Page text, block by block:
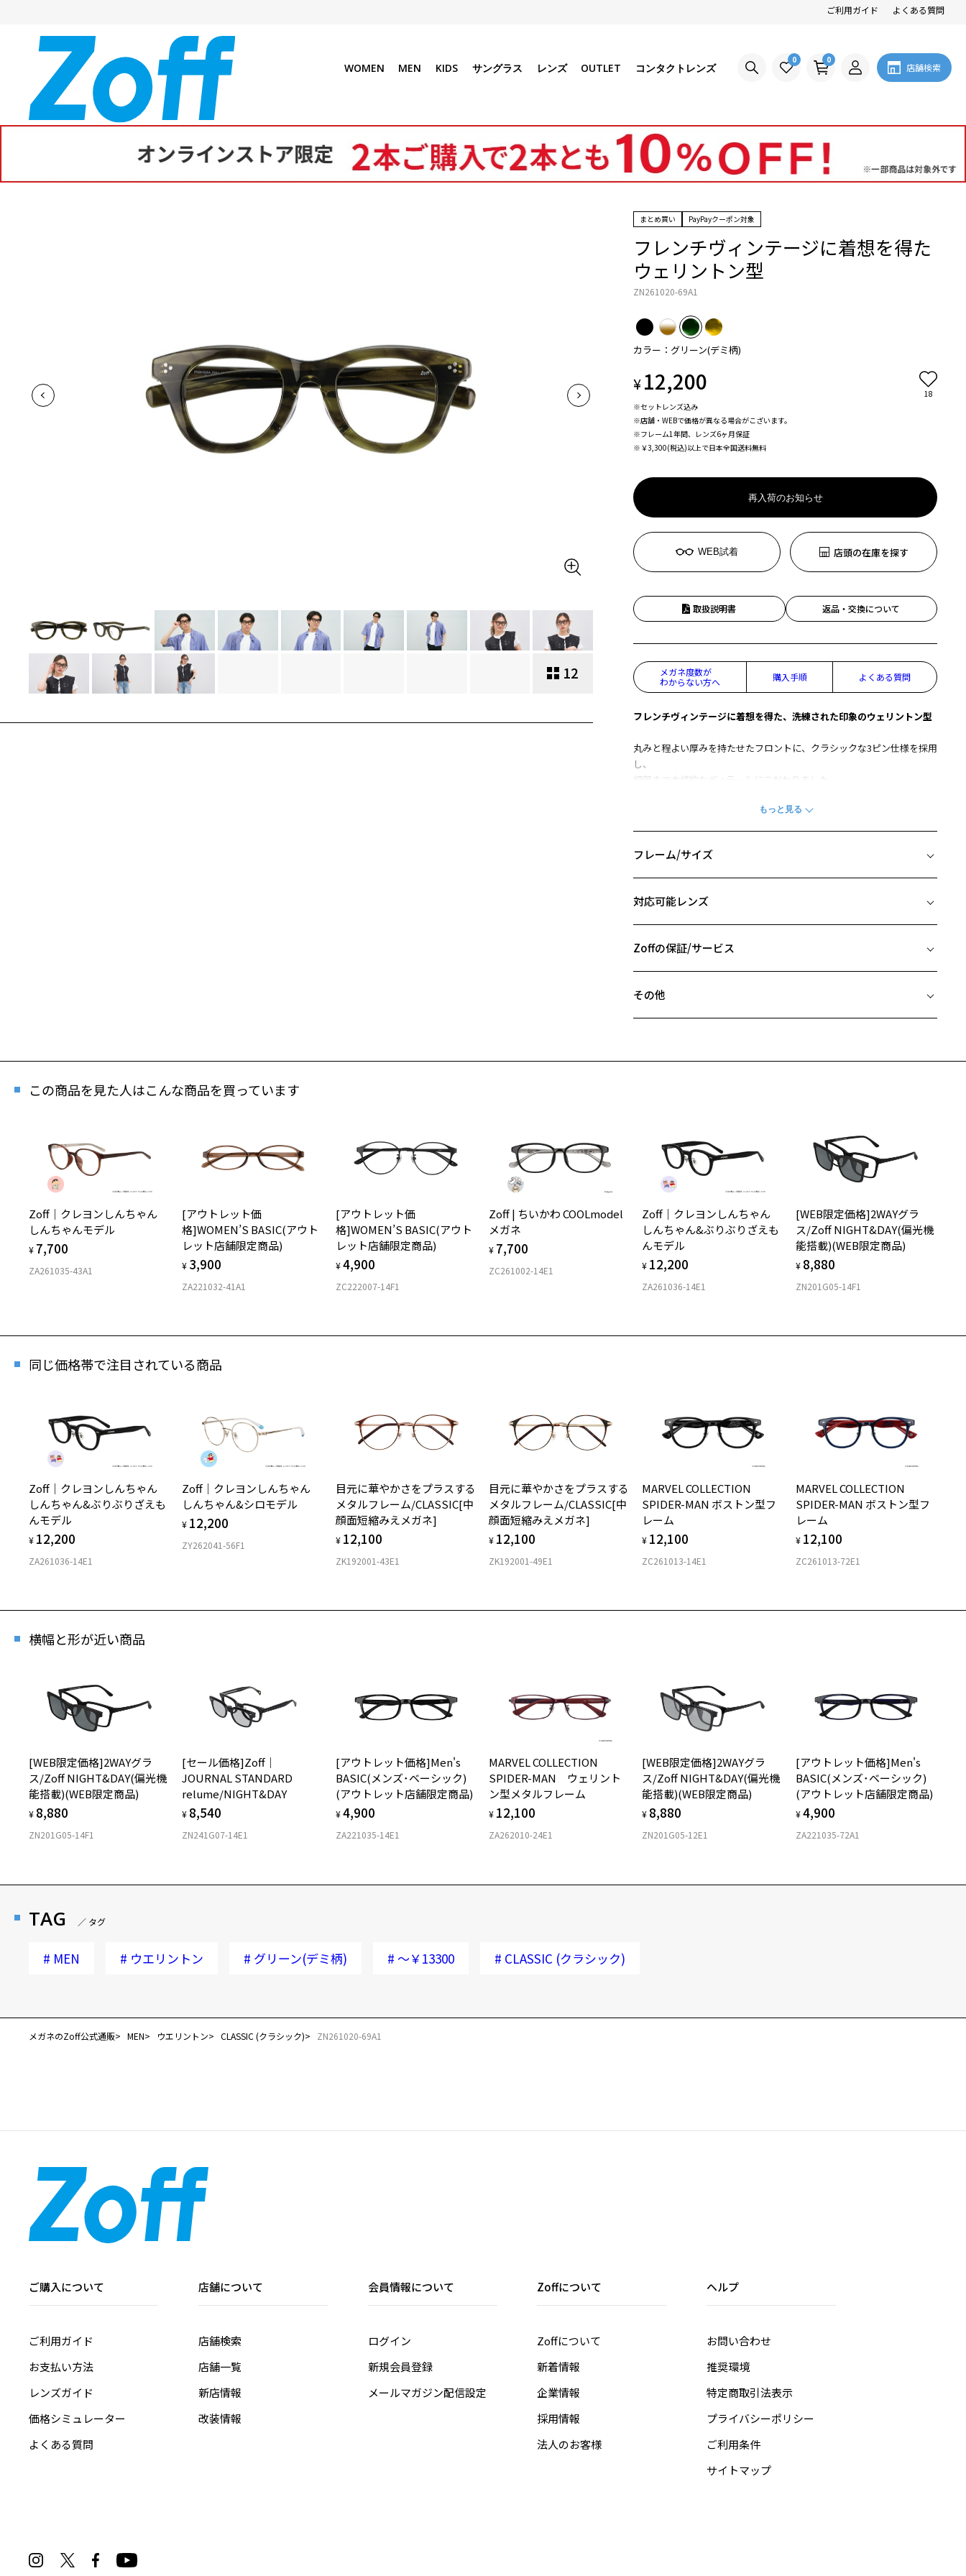
ご利用ガイド よくある質問
WOMEN MEN KIDS サングラス レンズ OUTLET コンタクトレンズ
0 0
店舗検索
12
まとめ買い PayPayクーポン対象
フレンチヴィンテージに着想を得た
ウェリントン型
ZN261020-69A1
カラー：グリーン(デミ柄)
¥12,200 18
※セットレンズ込み
※店舗・WEBで価格が異なる場合がこざいます。
※フレーム1年間、レンズ6ヶ月保証
※￥3,300(税込)以上で日本全国送料無料
再入荷のお知らせ
「再入荷お知らせメール」はZoffオンラインストア会員さまのみ対象となります。
商品番号：ZN261020-69A1/フレームカラー：グリーン(デミ柄)/単価：￥12,200
※商品が再入荷された際にメールでお知らせします。
※本サービスは商品の購入をお約束するものではありません。
※ご希望の商品が再入荷しない場合もございますので予めご了承ください。
※「再入荷お知らせメール」はZoffオンラインストアで取り扱っている商品が対象となります。
WEB試着 店頭の在庫を探す
取扱説明書 返品・交換について
メガネ度数が
わからない方へ
購入手順 よくある質問
フレンチヴィンテージに着想を得た、洗練された印象のウェリントン型
丸みと程よい厚みを持たせたフロントに、クラシックな3ピン仕様を採用
し、
細部まで本格的なディテールにこだわりました。
上質なアセテート素材ならではの美しい質感が魅力です。
コーディネートのワンポイントとして格上げする一本です。
CLASSIC(クラシック)の一覧をみる
フレーム/サイズ
B ブリッジ(鼻部分)の横幅：24mm
お持ちのZoffメガネサイズを確認するには？
仕上がり寸法
D 仕上がりの横幅：約146mm
E 仕上がりの縦幅：約50mm
ウエリントン
フロント素材：アセテート
対応可能レンズ
フレームとレンズの合計料金を知りたい方へ
Zoffの保証/サービス
安心2 視力測定無料
視力の変化を早めに発見するために、定期的な視力測定をおす
すめいたします。
安心3 かかり具合調整無料
フレームの歪みやかかり具合の調整・クリーニングは、全国の
Zoff店舗にていつでも対応いたします。
その他
＜メガネの度数情報がわからない方へ＞
オンラインストアでフレームのみ購入して、
ご購入時に「レンズ交換券」をお選びいただくと、実店舗で度数を測定
のうえ、
度付きレンズ（標準セットレンズ）へ無料交換いただけます。
詳しくはこちら
実店舗で度数を測定いただけます
この商品を見た人はこんな商品を買っています
Zoff｜クレヨンしんちゃん
しんちゃんモデル
¥ 7,700
ZA261035-43A1
[アウトレット価
格]WOMEN’S BASIC(アウト
レット店舗限定商品)
¥ 3,900
ZA221032-41A1
[アウトレット価
格]WOMEN’S BASIC(アウト
レット店舗限定商品)
¥4,900
ZC222007-14F1
Zoff | ちいかわ COOLmodel
メガネ
¥ 7,700
ZC261002-14E1
Zoff｜クレヨンしんちゃん
しんちゃん&ぶりぶりざえも
んモデル
¥ 12,200
ZA261036-14E1
[WEB限定価格]2WAYグラ
ス/Zoff NIGHT&DAY(偏光機
能搭載)(WEB限定商品)
¥ 8,880
ZN201G05-14F1
同じ価格帯で注目されている商品
Zoff｜クレヨンしんちゃん
しんちゃん&ぶりぶりざえも
んモデル
¥ 12,200
ZA261036-14E1
Zoff｜クレヨンしんちゃん
しんちゃん&シロモデル
¥ 12,200
ZY262041-56F1
目元に華やかさをプラスする
メタルフレーム/CLASSIC[中
顔面短縮みえメガネ]
¥ 12,100
ZK192001-43E1
目元に華やかさをプラスする
メタルフレーム/CLASSIC[中
顔面短縮みえメガネ]
¥ 12,100
ZK192001-49E1
MARVEL COLLECTION
SPIDER-MAN ボストン型フ
レーム
¥ 12,100
ZC261013-14E1
MARVEL COLLECTION
SPIDER-MAN ボストン型フ
レーム
¥ 12,100
ZC261013-72E1
横幅と形が近い商品
[WEB限定価格]2WAYグラ
ス/Zoff NIGHT&DAY(偏光機
能搭載)(WEB限定商品)
¥ 8,880
ZN201G05-14F1
[セール価格]Zoff｜
JOURNAL STANDARD
relume/NIGHT&DAY
¥ 8,540
ZN241G07-14E1
[アウトレット価格]Men's
BASIC(メンズ･ベーシック)
(アウトレット店舗限定商品)
¥4,900
ZA221035-14E1
MARVEL COLLECTION
SPIDER-MAN ウェリント
ン型メタルフレーム
¥ 12,100
ZA262010-24E1
[WEB限定価格]2WAYグラ
ス/Zoff NIGHT&DAY(偏光機
能搭載)(WEB限定商品)
¥ 8,880
ZN201G05-12E1
[アウトレット価格]Men's
BASIC(メンズ･ベーシック)
(アウトレット店舗限定商品)
¥4,900
ZA221035-72A1
TAG ／ タグ
# MEN # ウエリントン # グリーン(デミ柄) # ～￥13300 # CLASSIC (クラシック)
メガネのZoff公式通販 MEN ウエリントン CLASSIC (クラシック) ZN261020-69A1
ご購入について
ご利用ガイド
お支払い方法
レンズガイド
価格シミュレーター
よくある質問
店舗について
店舗検索
店舗一覧
新店情報
改装情報
会員情報について
ログイン
新規会員登録
メールマガジン配信設定
Zoffについて
Zoffについて
新着情報
企業情報
採用情報
法人のお客様
ヘルプ
お問い合わせ
推奨環境
特定商取引法表示
プライバシーポリシー
ご利用条件
サイトマップ